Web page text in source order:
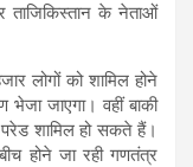
ताजिकिस्तान के नेताओं
लोगों को शामिल होने
जाएगा। वहीं बाकी
शामिल हो सकते हैं।
होने जा रही गणतंत्र